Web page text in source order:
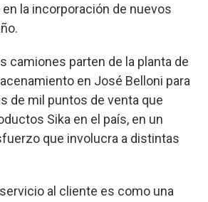
la incorporación de nuevos
camiones parten de la planta de
en José Belloni para
de mil puntos de venta que
Sika en el país, en un
que involucra a distintas
al cliente es como una